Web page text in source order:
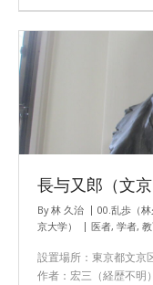
長与又郎（文京
By林 久治 00.乱歩（林
京大学）
医者, 学者,
設置場所：東京都文
作者：宏三（経歴不